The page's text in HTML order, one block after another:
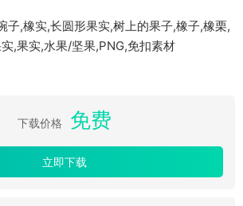
子,橡实,长圆形果实,树上的果子,橡子,橡栗,
,果实,水果/坚果,PNG,免扣素材
下载价格 免费
立即下载